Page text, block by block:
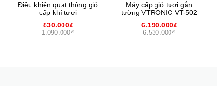
Điều khiển quạt thông gió
cấp khí tươi
830.000₫
1.090.000₫
Máy cấp gió tươi gắn
tường VTRONIC VT-502
6.190.000₫
6.530.000₫